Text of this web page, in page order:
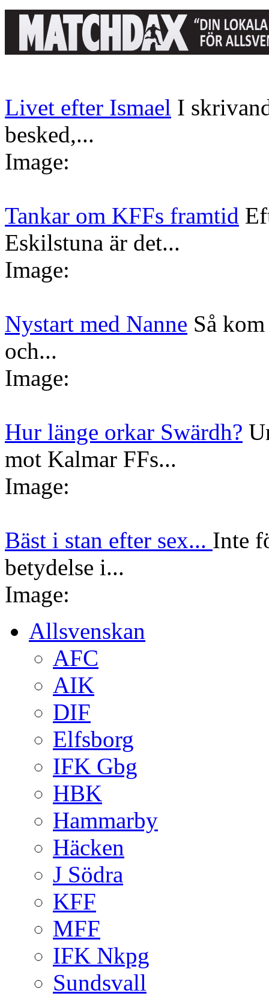
Livet efter Ismael I
besked,...
Image:
Tankar om KFFs framtid
Eskilstuna är det...
Image:
Nystart med Nanne Så
och...
Image:
Hur länge orkar Swärdh?
mot Kalmar FFs...
Image:
Bäst i stan efter sex... Inte
betydelse i...
Image:
Allsvenskan
AFC
AIK
DIF
Elfsborg
IFK Gbg
HBK
Hammarby
Häcken
J Södra
KFF
MFF
IFK Nkpg
Sundsvall